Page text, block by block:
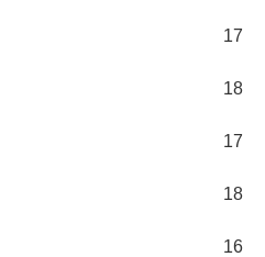
17
18
17
18
16